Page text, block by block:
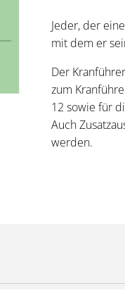
Jeder, der
mit dem er
Der
zum
12 sowie für
Auch
werden.